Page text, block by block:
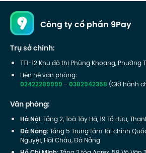
Công ty cổ phần 9Pay
Trụ sở chính:
TT1-12 Khu đô thị Phùng Khoang, Phường
Liên hệ văn phòng:
02422289999-0382942368 (Giờ hành
Văn phòng:
Hà Nội: Tầng 2, Toà Tây Hà, 19 Tố Hữu,
Đà Nẵng: Tầng 5 Trung tâm Tài chính
Nguyệt, Hải Châu, Đà Nẵng